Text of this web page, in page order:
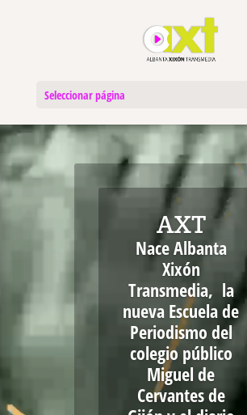
Seleccionar página
AXT
Nace Albanta
Xixón
Transmedia, la
nueva Escuela de
Periodismo del
colegio público
Miguel de
Cervantes de
Reproductor
vídeo